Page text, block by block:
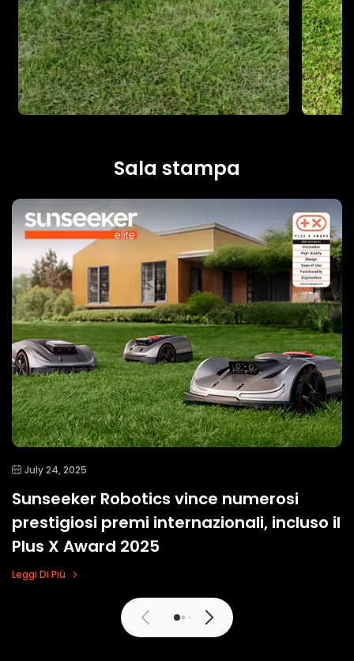
Sala stampa
July 24, 2025
Sunseeker Robotics vince numerosi
prestigiosi premi internazionali, incluso il
Plus X Award 2025
Leggi Di Più